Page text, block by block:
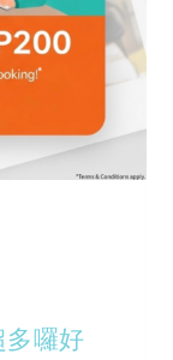
多囉好